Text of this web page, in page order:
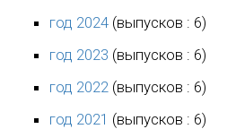
год 2024 (выпусков : 6)
год 2023 (выпусков : 6)
год 2022 (выпусков : 6)
год 2021 (выпусков : 6)